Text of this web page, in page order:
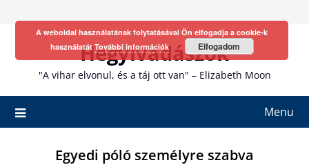
Hegyivadászok
"A vihar elvonul, és a táj ott van" – Elizabeth Moon
Menu
Egyedi póló személyre szabva
A weboldal használatának folytatásával Ön elfogadja a cookie-k
használatátTovábbi információk Elfogadom